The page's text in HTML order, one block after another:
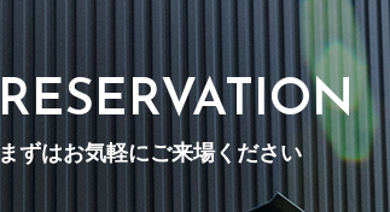
RESERVATION
まずはお気軽にご来場ください